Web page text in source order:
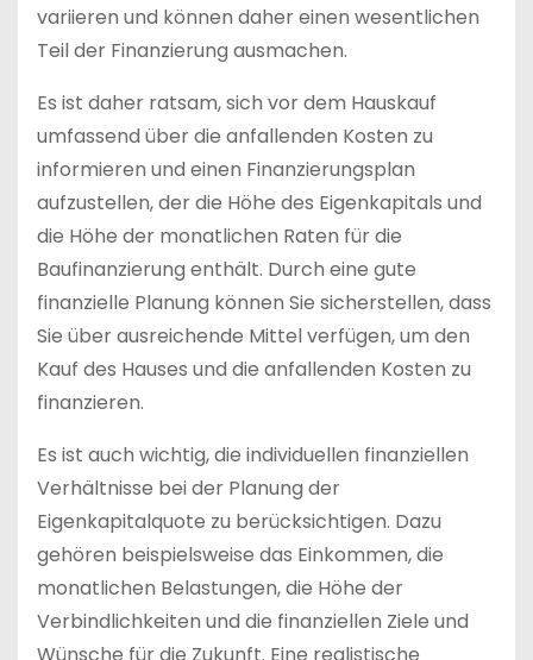
variieren und können daher einen wesentlichen
Teil der Finanzierung ausmachen.
Es ist daher ratsam, sich vor dem Hauskauf
umfassend über die anfallenden Kosten zu
informieren und einen Finanzierungsplan
aufzustellen, der die Höhe des Eigenkapitals und
die Höhe der monatlichen Raten für die
Baufinanzierung enthält. Durch eine gute
finanzielle Planung können Sie sicherstellen, dass
Sie über ausreichende Mittel verfügen, um den
Kauf des Hauses und die anfallenden Kosten zu
finanzieren.
Es ist auch wichtig, die individuellen finanziellen
Verhältnisse bei der Planung der
Eigenkapitalquote zu berücksichtigen. Dazu
gehören beispielsweise das Einkommen, die
monatlichen Belastungen, die Höhe der
Verbindlichkeiten und die finanziellen Ziele und